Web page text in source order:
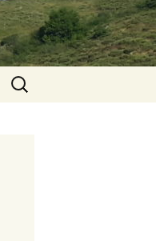
Rechercher :